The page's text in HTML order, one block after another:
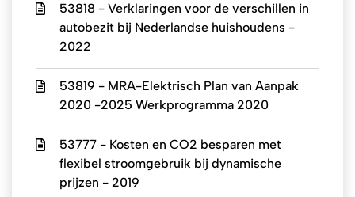
53818 - Verklaringen voor de verschillen in
autobezit bij Nederlandse huishoudens -
2022
53819 - MRA-Elektrisch Plan van Aanpak
2020 -2025 Werkprogramma 2020
53777 - Kosten en CO2 besparen met
flexibel stroomgebruik bij dynamische
prijzen - 2019